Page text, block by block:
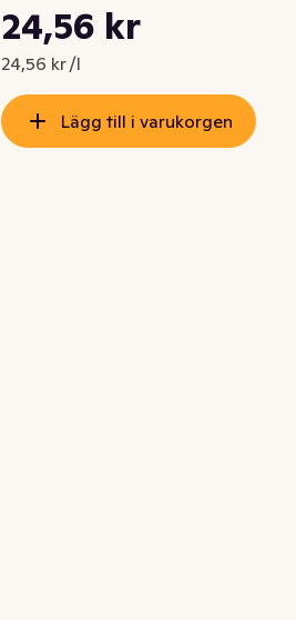
Nuvarande pris är: 24,56 kr
24,56 kr
24,56 kr /l
Styckpris: 24,56 kr /l
Lägg till i varukorgen